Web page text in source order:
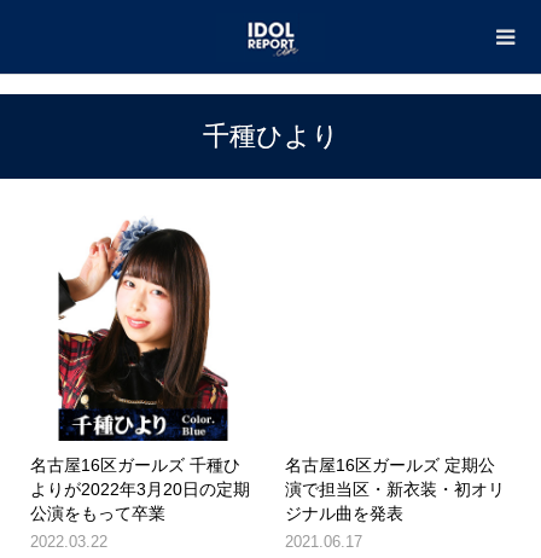
千種ひより
名古屋16区ガールズ 千種ひ
よりが2022年3月20日の定期
公演をもって卒業
2022.03.22
名古屋16区ガールズ 定期公
演で担当区・新衣装・初オリ
ジナル曲を発表
2021.06.17